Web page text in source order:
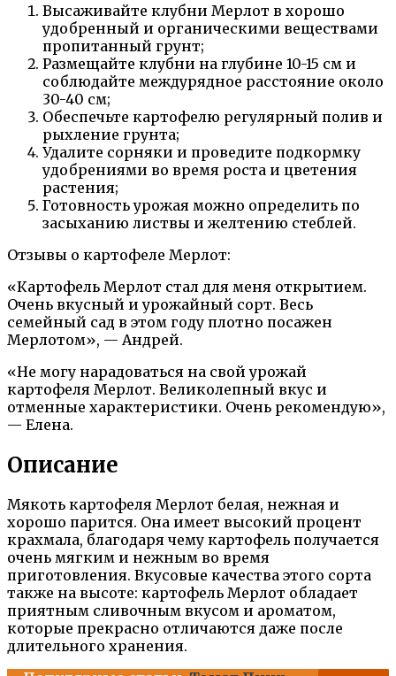
Высаживайте клубни Мерлот в хорошо
удобренный и органическими веществами
пропитанный грунт;
Размещайте клубни на глубине 10-15 см и
соблюдайте междурядное расстояние около
30-40 см;
Обеспечьте картофелю регулярный полив и
рыхление грунта;
Удалите сорняки и проведите подкормку
удобрениями во время роста и цветения
растения;
Готовность урожая можно определить по
засыханию листвы и желтению стеблей.
Отзывы о картофеле Мерлот:
«Картофель Мерлот стал для меня открытием.
Очень вкусный и урожайный сорт. Весь
семейный сад в этом году плотно посажен
Мерлотом», — Андрей.
«Не могу нарадоваться на свой урожай
картофеля Мерлот. Великолепный вкус и
отменные характеристики. Очень рекомендую»,
— Елена.
Описание
Мякоть картофеля Мерлот белая, нежная и
хорошо парится. Она имеет высокий процент
крахмала, благодаря чему картофель получается
очень мягким и нежным во время
приготовления. Вкусовые качества этого сорта
также на высоте: картофель Мерлот обладает
приятным сливочным вкусом и ароматом,
которые прекрасно отличаются даже после
длительного хранения.